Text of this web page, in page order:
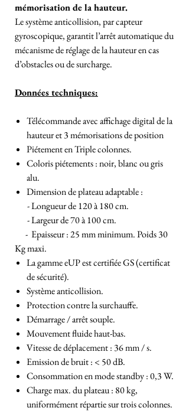
mémorisation de la hauteur.
Le système anticollision, par capteur
gyroscopique, garantit l’arrêt automatique du
mécanisme de réglage de la hauteur en cas
d’obstacles ou de surcharge.
Données techniques:
Télécommande avec affichage digital de la
hauteur et 3 mémorisations de position
Piétement en Triple colonnes.
Coloris piétements : noir, blanc ou gris
alu.
Dimension de plateau adaptable :
- Longueur de 120 à 180 cm.
- Largeur de 70 à 100 cm.
- Epaisseur : 25 mm minimum. Poids 30
Kg maxi.
La gamme eUP est certifiée GS (certificat
de sécurité).
Système anticollision.
Protection contre la surchauffe.
Démarrage / arrêt souple.
Mouvement fluide haut-bas.
Vitesse de déplacement : 36 mm / s.
Emission de bruit : < 50 dB.
Consommation en mode standby : 0,3 W.
Charge max. du plateau : 80 kg,
uniformément répartie sur trois colonnes.